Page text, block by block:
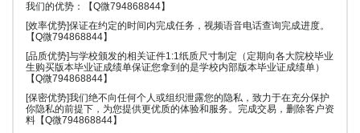
我们的优势：【Q微794868844】
[效率优势]保证在约定的时间内完成任务，视频语音电话查询完成进度。
【Q微794868844】
[品质优势]与学校颁发的相关证件1:1纸质尺寸制定（定期向各大院校毕业
生购买版本毕业证成绩单保证您拿到的是学校内部版本毕业证成绩单）
【Q微794868844】
[保密优势]我们绝不向任何个人或组织泄露您的隐私，致力于在充分保护
你隐私的前提下，为您提供更优质的体验和服务。完成交易，删除客户资
料【Q微794868844】